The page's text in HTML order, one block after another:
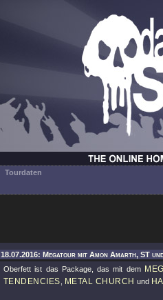
Tourdaten
18.07.2016: Megatour mit Amon Amarth, ST
Oberfett ist das Package, das mit dem
TENDENCIES
METAL CHURCH und